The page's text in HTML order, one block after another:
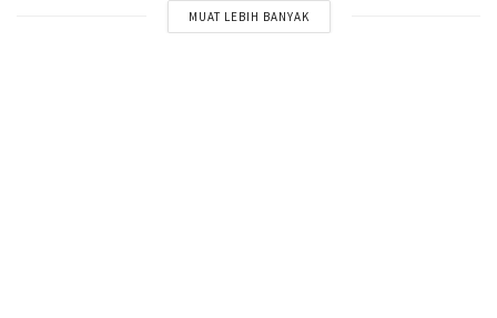
MUAT LEBIH BANYAK